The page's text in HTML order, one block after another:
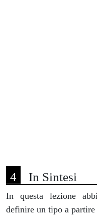
In Sintesi
In questa lezione
definire un tipo a partire